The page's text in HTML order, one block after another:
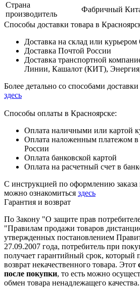
Страна
производитель
Фабричный
Способы доставки товара в
Доставка на склад или
Доставка Почтой России
Доставка транспортной
Линии, Кашалот (КИТ),
Более детально со способами
здесь
Способы оплаты в Красноярске:
Оплата наличными или картой
Оплата наложенным платежом
России
Оплата банковской картой
Оплата на расчетный счет в
С инструкцией по оформлению
можно ознакомиться здесь
Гарантия и возврат
По Закону "О защите прав
"Правилам продажи товаров
утвержденных постановлением
27.09.2007 года, потребитель при
получает гарантийный срок, который
возврат некачественного товара. Этот
после покупки, то есть можно
обмен товара ненадлежащего качества.